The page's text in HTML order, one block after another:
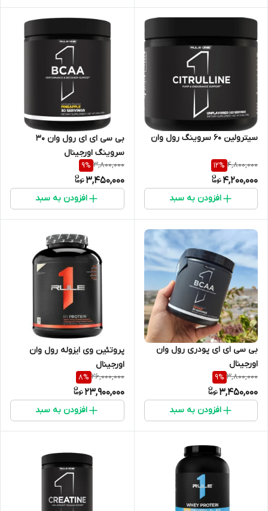
سیترولین ۶۰ سروینگ رول وان
4,800,000
12%
4,200,000
افزودن به سبد
بی سی ای ای رول وان ۳۰
سروینگ اورجینال
3,800,000
9%
3,450,000
افزودن به سبد
بی سی ای ای پودری رول وان
اورجینال
3,800,000
9%
3,450,000
افزودن به سبد
پروتئین وی ایزوله رول وان
اورجینال
26,000,000
8%
23,900,000
افزودن به سبد